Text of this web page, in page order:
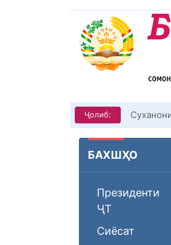
Ҷолиб:
БАХШҲО
Президенти
ҶТ
Сиёсат